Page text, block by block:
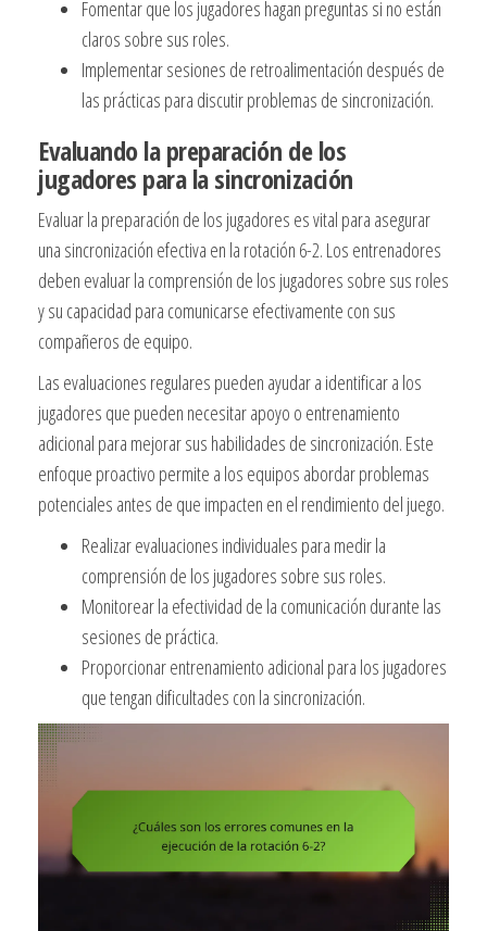
Fomentar que los jugadores hagan preguntas si no están
claros sobre sus roles.
Implementar sesiones de retroalimentación después de
las prácticas para discutir problemas de sincronización.
Evaluando la preparación de los
jugadores para la sincronización
Evaluar la preparación de los jugadores es vital para asegurar
una sincronización efectiva en la rotación 6-2. Los entrenadores
deben evaluar la comprensión de los jugadores sobre sus roles
y su capacidad para comunicarse efectivamente con sus
compañeros de equipo.
Las evaluaciones regulares pueden ayudar a identificar a los
jugadores que pueden necesitar apoyo o entrenamiento
adicional para mejorar sus habilidades de sincronización. Este
enfoque proactivo permite a los equipos abordar problemas
potenciales antes de que impacten en el rendimiento del juego.
Realizar evaluaciones individuales para medir la
comprensión de los jugadores sobre sus roles.
Monitorear la efectividad de la comunicación durante las
sesiones de práctica.
Proporcionar entrenamiento adicional para los jugadores
que tengan dificultades con la sincronización.